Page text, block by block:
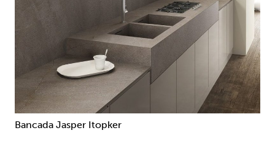
Bancada Jasper Itopker